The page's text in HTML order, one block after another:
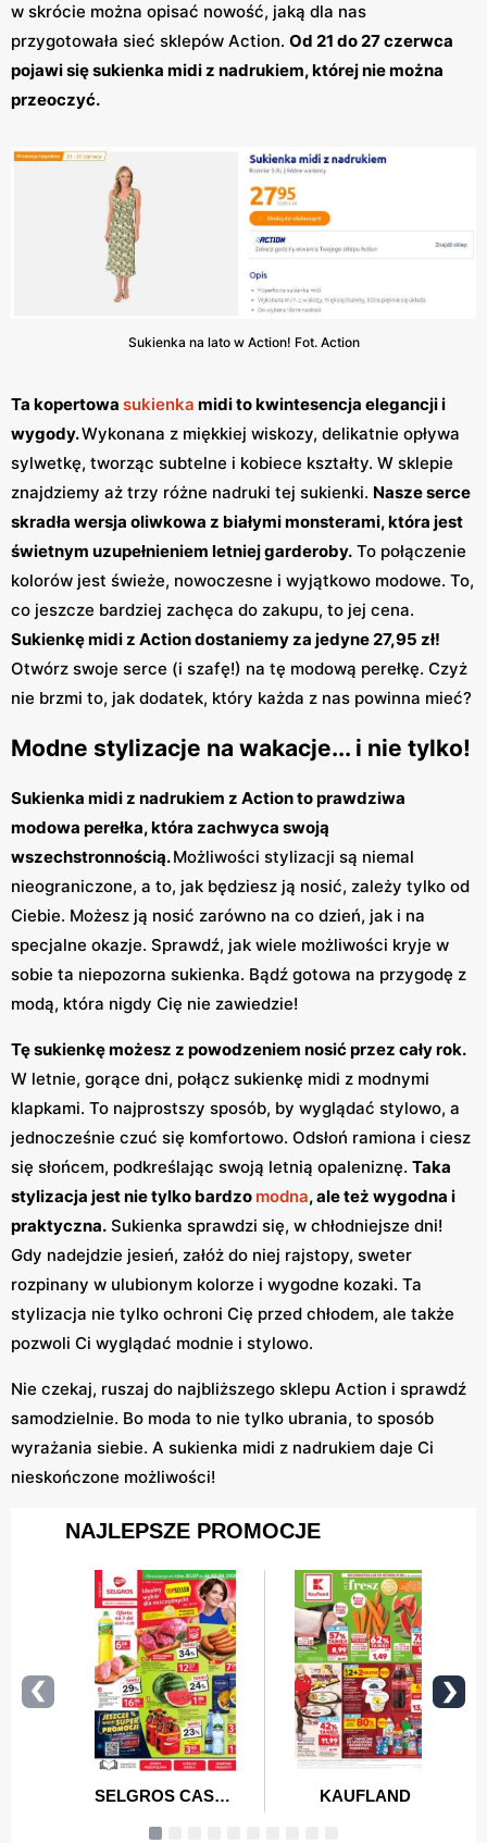
w skrócie można opisać nowość, jaką dla nas
przygotowała sieć sklepów Action. Od 21 do 27 czerwca
pojawi się sukienka midi z nadrukiem, której nie można
przeoczyć.
Sukienka na lato w Action! Fot. Action
Ta kopertowa sukienka midi to kwintesencja elegancji i
wygody.Wykonana z miękkiej wiskozy, delikatnie opływa
sylwetkę, tworząc subtelne i kobiece kształty. W sklepie
znajdziemy aż trzy różne nadruki tej sukienki. Nasze serce
skradła wersja oliwkowa z białymi monsterami, która jest
świetnym uzupełnieniem letniej garderoby. To połączenie
kolorów jest świeże, nowoczesne i wyjątkowo modowe. To,
co jeszcze bardziej zachęca do zakupu, to jej cena.
Sukienkę midi z Action dostaniemy za jedyne 27,95 zł!
Otwórz swoje serce (i szafę!) na tę modową perełkę. Czyż
nie brzmi to, jak dodatek, który każda z nas powinna mieć?
Modne stylizacje na wakacje... i nie tylko!
Sukienka midi z nadrukiem z Action to prawdziwa
modowa perełka, która zachwyca swoją
wszechstronnością.Możliwości stylizacji są niemal
nieograniczone, a to, jak będziesz ją nosić, zależy tylko od
Ciebie. Możesz ją nosić zarówno na co dzień, jak i na
specjalne okazje. Sprawdź, jak wiele możliwości kryje w
sobie ta niepozorna sukienka. Bądź gotowa na przygodę z
modą, która nigdy Cię nie zawiedzie!
Tę sukienkę możesz z powodzeniem nosić przez cały rok.
W letnie, gorące dni, połącz sukienkę midi z modnymi
klapkami. To najprostszy sposób, by wyglądać stylowo, a
jednocześnie czuć się komfortowo. Odsłoń ramiona i ciesz
się słońcem, podkreślając swoją letnią opaleniznę. Taka
stylizacja jest nie tylko bardzo modna, ale też wygodna i
praktyczna. Sukienka sprawdzi się, w chłodniejsze dni!
Gdy nadejdzie jesień, załóż do niej rajstopy, sweter
rozpinany w ulubionym kolorze i wygodne kozaki. Ta
stylizacja nie tylko ochroni Cię przed chłodem, ale także
pozwoli Ci wyglądać modnie i stylowo.
Nie czekaj, ruszaj do najbliższego sklepu Action i sprawdź
samodzielnie. Bo moda to nie tylko ubrania, to sposób
wyrażania siebie. A sukienka midi z nadrukiem daje Ci
nieskończone możliwości!